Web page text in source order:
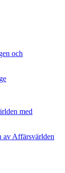
och
med
av Affärsvärlden